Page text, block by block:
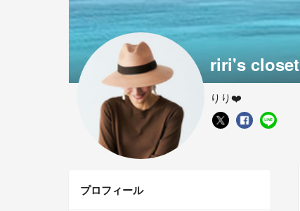
riri's closet
りり❤️
プロフィール